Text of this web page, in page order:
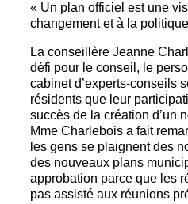
« Un plan officiel est une
changement et à la
La conseillère Jeanne
défi pour le conseil, le
cabinet d’experts-conseils
résidents que leur
succès de la création d’un
Mme Charlebois a fait
les gens se plaignent des
des nouveaux plans
approbation parce que les
pas assisté aux réunions